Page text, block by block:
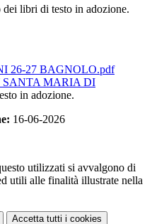
libri di testo in adozione.
26-27 BAGNOLO.pdf
SANTA MARIA DI
in adozione.
16-06-2026
utilizzati si avvalgono di
utili alle finalità illustrate nella
Accetta tutti i cookies